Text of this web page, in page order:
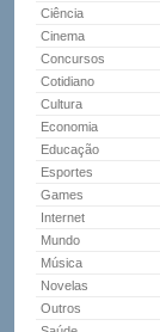
Ciência
Cinema
Concursos
Cotidiano
Cultura
Economia
Educação
Esportes
Games
Internet
Mundo
Música
Novelas
Outros